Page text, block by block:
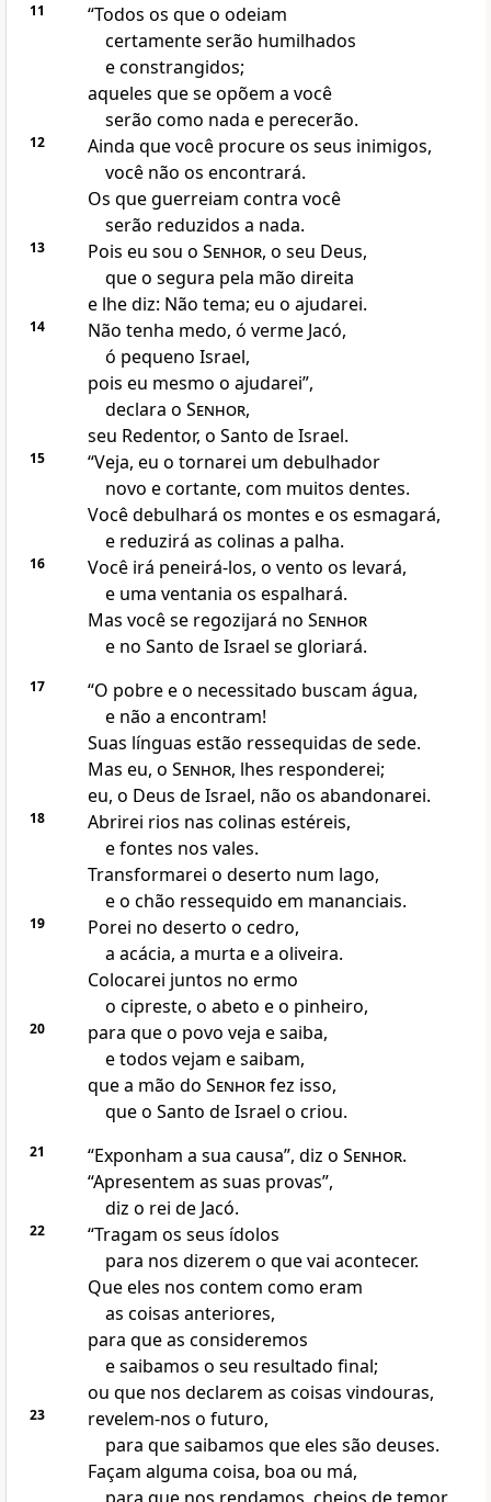
11
“Todos os que o odeiam
certamente serão humilhados
e constrangidos;
aqueles que se opõem a você
serão como nada e perecerão.
12
Ainda que você procure os seus inimigos,
você não os encontrará.
Os que guerreiam contra você
serão reduzidos a nada.
13 Pois eu sou o Senhor, o seu Deus,
que o segura pela mão direita
e lhe diz: Não tema; eu o ajudarei.
14
Não tenha medo, ó verme Jacó,
ó pequeno Israel,
pois eu mesmo o ajudarei”,
declara o Senhor,
seu Redentor, o Santo de Israel.
15
“Veja, eu o tornarei um debulhador
novo e cortante, com muitos dentes.
Você debulhará os montes e os esmagará,
e reduzirá as colinas a palha.
16
Você irá peneirá-los, o vento os levará,
e uma ventania os espalhará.
Mas você se regozijará no Senhor
e no Santo de Israel se gloriará.
17
“O pobre e o necessitado buscam água,
e não a encontram!
Suas línguas estão ressequidas de sede.
Mas eu, o Senhor, lhes responderei;
eu, o Deus de Israel, não os abandonarei.
18
Abrirei rios nas colinas estéreis,
e fontes nos vales.
Transformarei o deserto num lago,
e o chão ressequido em mananciais.
19
Porei no deserto o cedro,
a acácia, a murta e a oliveira.
Colocarei juntos no ermo
o cipreste, o abeto e o pinheiro,
20
para que o povo veja e saiba,
e todos vejam e saibam,
que a mão do Senhorfez isso,
que o Santo de Israel o criou.
21 “Exponham a sua causa”, diz o Senhor.
“Apresentem as suas provas”,
diz o rei de Jacó.
22
“Tragam os seus ídolos
para nos dizerem o que vai acontecer.
Que eles nos contem como eram
as coisas anteriores,
para que as consideremos
e saibamos o seu resultado final;
ou que nos declarem as coisas vindouras,
23
revelem-nos o futuro,
para que saibamos que eles são deuses.
Façam alguma coisa, boa ou má,